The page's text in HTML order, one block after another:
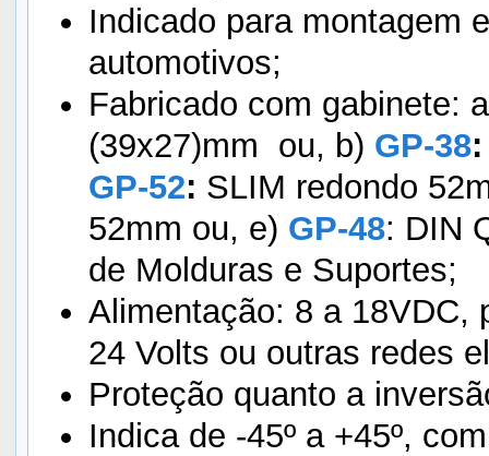
Indicado para montagem
automotivos;
Fabricado com gabinete:
(39x27)mm ou, b) GP-38:
GP-52: SLIM redondo
52mm ou, e) GP-48: DIN
de Molduras e Suportes;
Alimentação: 8 a 18VDC,
24 Volts ou outras redes
Proteção quanto a
Indica de -45º a +45º,